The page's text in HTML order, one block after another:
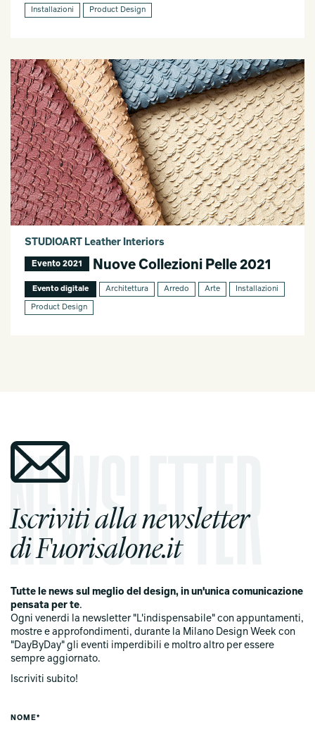
Installazioni Product Design
STUDIOART Leather Interiors
Evento 2021 Nuove Collezioni Pelle 2021
Evento digitale Architettura Arredo Arte Installazioni
Product Design
Iscriviti alla newsletter
di Fuorisalone.it
Tutte le news sul meglio del design, in un'unica comunicazione
pensata per te.
Ogni venerdi la newsletter "L'indispensabile" con appuntamenti,
mostre e approfondimenti, durante la Milano Design Week con
"DayByDay" gli eventi imperdibili e moltro altro per essere
sempre aggiornato.
Iscriviti subito!
NOME*